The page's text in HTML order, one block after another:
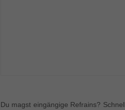
Du magst eingängige Refrains?